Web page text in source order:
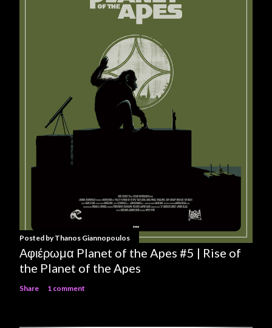
Posted byThanos Giannopoulos
Αφιέρωμα Planet of the Apes #5 | Rise of
the Planet of the Apes
Share 1 comment